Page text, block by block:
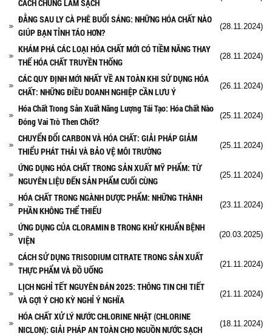
CÁCH CHÚNG LÀM SẠCH
ĐẰNG SAU LY CÀ PHÊ BUỔI SÁNG: NHỮNG HÓA CHẤT NÀO
GIÚP BẠN TỈNH TÁO HƠN?
(28.11.2024)
KHÁM PHÁ CÁC LOẠI HÓA CHẤT MỚI CÓ TIỀM NĂNG THAY
THẾ HÓA CHẤT TRUYỀN THỐNG
(28.11.2024)
CÁC QUY ĐỊNH MỚI NHẤT VỀ AN TOÀN KHI SỬ DỤNG HÓA
CHẤT: NHỮNG ĐIỀU DOANH NGHIỆP CẦN LƯU Ý
(26.11.2024)
Hóa Chất Trong Sản Xuất Năng Lượng Tái Tạo: Hóa Chất Nào
Đóng Vai Trò Then Chốt?
(25.11.2024)
CHUYỂN ĐỔI CARBON VÀ HÓA CHẤT: GIẢI PHÁP GIẢM
THIỂU PHÁT THẢI VÀ BẢO VỆ MÔI TRƯỜNG
(25.11.2024)
ỨNG DỤNG HÓA CHẤT TRONG SẢN XUẤT MỸ PHẨM: TỪ
NGUYÊN LIỆU ĐẾN SẢN PHẨM CUỐI CÙNG
(25.11.2024)
HÓA CHẤT TRONG NGÀNH DƯỢC PHẨM: NHỮNG THÀNH
PHẦN KHÔNG THỂ THIẾU
(23.11.2024)
ỨNG DỤNG CỦA CLORAMIN B TRONG KHỬ KHUẨN BỆNH
VIỆN
(20.03.2025)
CÁCH SỬ DỤNG TRISODIUM CITRATE TRONG SẢN XUẤT
THỰC PHẨM VÀ ĐỒ UỐNG
(21.11.2024)
LỊCH NGHỈ TẾT NGUYÊN ĐÁN 2025: THÔNG TIN CHI TIẾT
VÀ GỢI Ý CHO KỲ NGHỈ Ý NGHĨA
(21.11.2024)
HÓA CHẤT XỬ LÝ NƯỚC CHLORINE NHẬT (CHLORINE
NICLON): GIẢI PHÁP AN TOÀN CHO NGUỒN NƯỚC SẠCH
(18.11.2024)